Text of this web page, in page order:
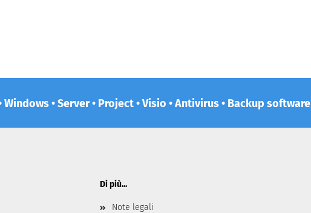
• Server • Project • Visio • Antivirus • Backup software
Di più...
Note legali